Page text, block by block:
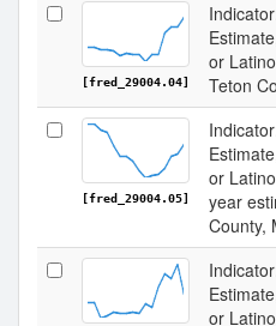
[fred_29004.04]
or
Teton
[fred_29004.05]
or
year
County,
or